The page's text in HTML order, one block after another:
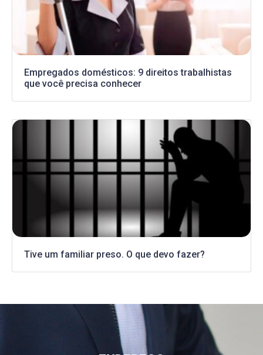
Empregados domésticos: 9 direitos trabalhistas
que você precisa conhecer
Tive um familiar preso. O que devo fazer?